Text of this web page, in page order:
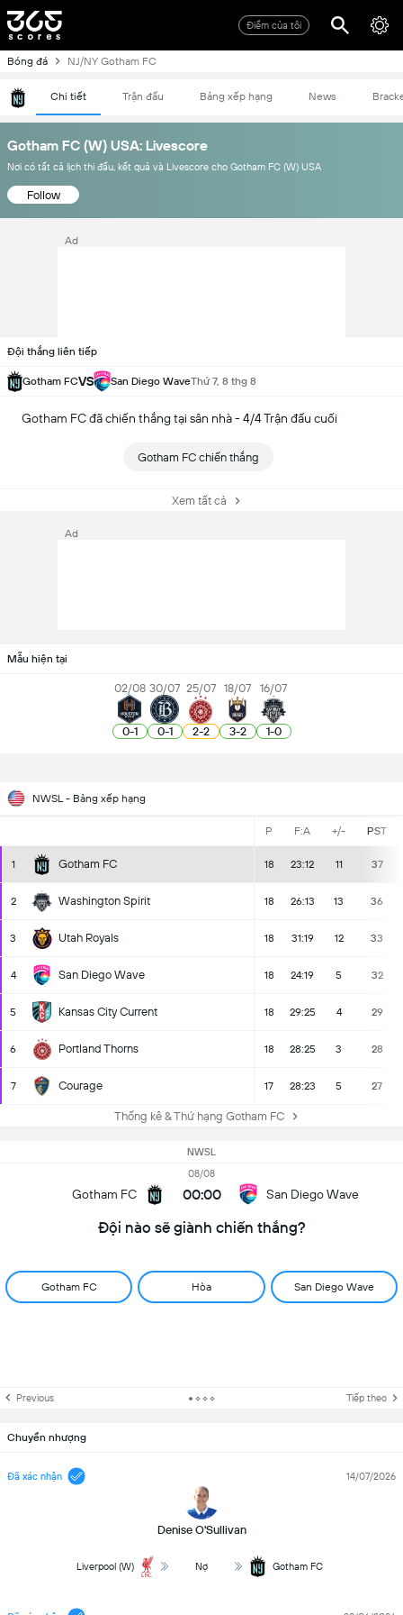
Điểm của tôi
Bóng đá NJ/NY Gotham FC
Chi tiết Trận đấu Bảng xếp hạng News
Gotham FC (W) USA: Livescore
Nơi có tất cả lịch thi đấu, kết quả và Livescore cho Gotham FC (W) USA
Follow
Ad
Mẫu hiện tại
02/08
0-1
30/07
0-1
25/07
2-2
18/07
3-2
16/07
1-0
NWSL - Bảng xếp hạng
P F:A +/- PST
1 Gotham FC 18 23:12 11 37
2 Washington Spirit 18 26:13 13 36
3 Utah Royals 18 31:19 12 33
4 San Diego Wave 18 24:19 5 32
5 Kansas City Current 18 29:25 4 29
6 Portland Thorns 18 28:25 3 28
7 Courage 17 28:23 5 27
Thống kê & Thứ hạng Gotham FC
Ad
Đội thắng liên tiếp
Gotham FCVS San Diego WaveThứ 7, 8 thg 8
Gotham FC đã chiến thắng tại sân nhà - 4/4 Trận đấu cuối
Gotham FC chiến thắng
Xem tất cả
NWSL
Gotham FC
08/08
00:00 San Diego Wave
Đội nào sẽ giành chiến thắng?
Gotham FC Hòa San Diego Wave
Previous Tiếp theo
Chuyển nhượng
Đã xác nhận
Denise O'Sullivan
14/07/2026
Liverpool (W) Nợ Gotham FC